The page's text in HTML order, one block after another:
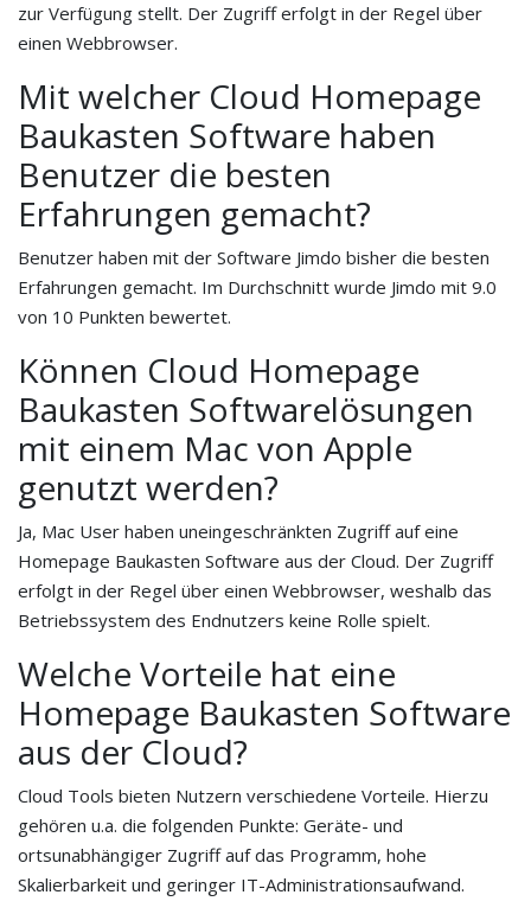
zur Verfügung stellt. Der Zugriff erfolgt in der Regel über
einen Webbrowser.
Mit welcher Cloud Homepage
Baukasten Software haben
Benutzer die besten
Erfahrungen gemacht?
Benutzer haben mit der Software Jimdo bisher die besten
Erfahrungen gemacht. Im Durchschnitt wurde Jimdo mit 9.0
von 10 Punkten bewertet.
Können Cloud Homepage
Baukasten Softwarelösungen
mit einem Mac von Apple
genutzt werden?
Ja, Mac User haben uneingeschränkten Zugriff auf eine
Homepage Baukasten Software aus der Cloud. Der Zugriff
erfolgt in der Regel über einen Webbrowser, weshalb das
Betriebssystem des Endnutzers keine Rolle spielt.
Welche Vorteile hat eine
Homepage Baukasten Software
aus der Cloud?
Cloud Tools bieten Nutzern verschiedene Vorteile. Hierzu
gehören u.a. die folgenden Punkte: Geräte- und
ortsunabhängiger Zugriff auf das Programm, hohe
Skalierbarkeit und geringer IT-Administrationsaufwand.